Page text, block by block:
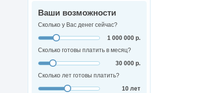
Ваши возможности
Сколько у Вас денег сейчас?
1 000 000 р.
Сколько готовы платить в месяц?
30 000 р.
Сколько лет готовы платить?
10 лет